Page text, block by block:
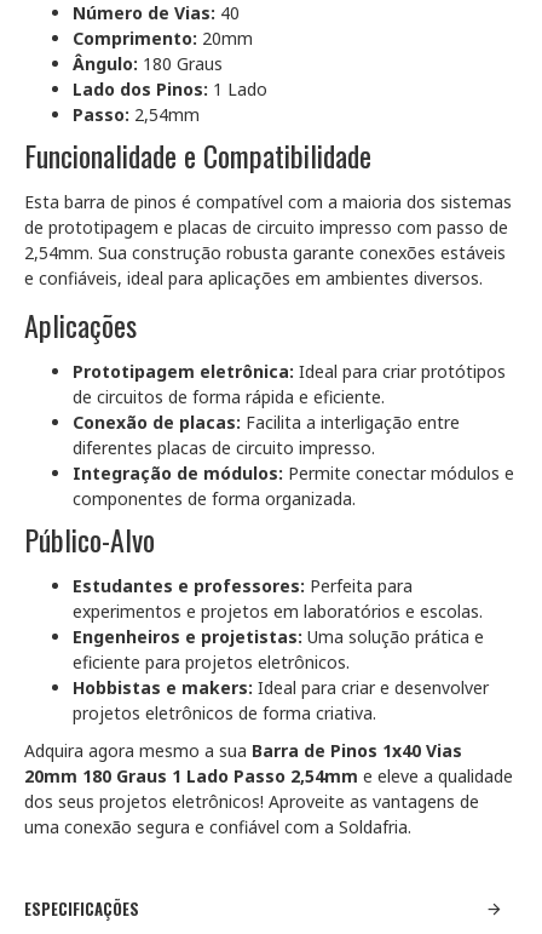
Número de Vias: 40
Comprimento: 20mm
Ângulo: 180 Graus
Lado dos Pinos: 1 Lado
Passo: 2,54mm
Funcionalidade e Compatibilidade
Esta barra de pinos é compatível com a maioria dos sistemas
de prototipagem e placas de circuito impresso com passo de
2,54mm. Sua construção robusta garante conexões estáveis
e confiáveis, ideal para aplicações em ambientes diversos.
Aplicações
Prototipagem eletrônica: Ideal para criar protótipos
de circuitos de forma rápida e eficiente.
Conexão de placas: Facilita a interligação entre
diferentes placas de circuito impresso.
Integração de módulos: Permite conectar módulos e
componentes de forma organizada.
Público-Alvo
Estudantes e professores: Perfeita para
experimentos e projetos em laboratórios e escolas.
Engenheiros e projetistas: Uma solução prática e
eficiente para projetos eletrônicos.
Hobbistas e makers: Ideal para criar e desenvolver
projetos eletrônicos de forma criativa.
Adquira agora mesmo a sua Barra de Pinos 1x40 Vias
20mm 180 Graus 1 Lado Passo 2,54mm e eleve a qualidade
dos seus projetos eletrônicos! Aproveite as vantagens de
uma conexão segura e confiável com a Soldafria.
ESPECIFICAÇÕES